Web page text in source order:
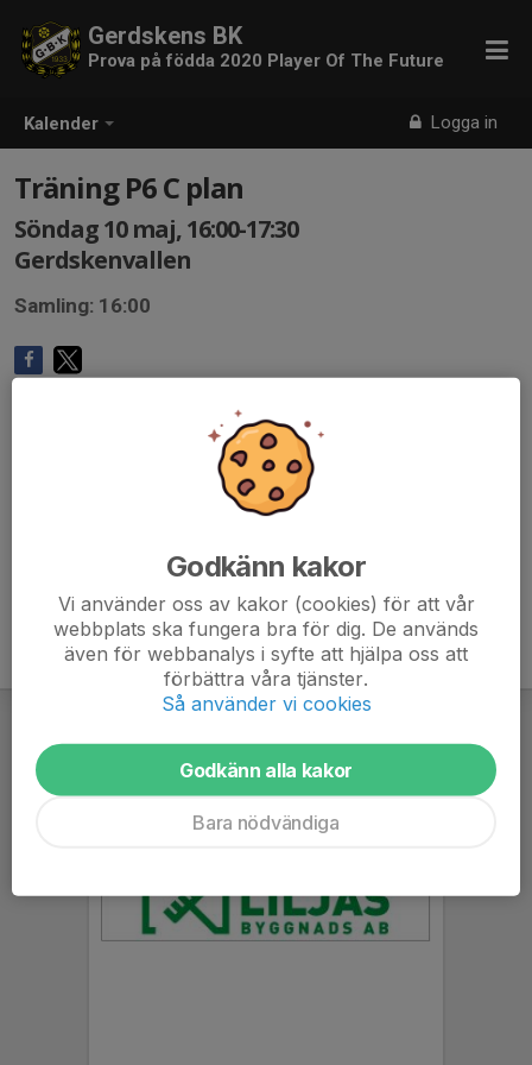
Kalender Logga in
Gerdskens BK
Prova på födda 2020 Player Of The Future
Träning P6 C plan
Söndag 10 maj, 16:00-17:30
Gerdskenvallen
Samling: 16:00
Godkänn kakor
Vi använder oss av kakor (cookies) för att vår
webbplats ska fungera bra för dig. De används
även för webbanalys i syfte att hjälpa oss att
förbättra våra tjänster.
Så använder vi cookies
Godkänn alla kakor
Bara nödvändiga